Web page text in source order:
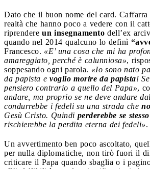
Dato che il buon nome del card. Caffarra
realtà che hanno poco a vedere con il
riprendere un insegnamento dell’ex
quando nel 2014 qualcuno lo definì
Francesco. «E’ una cosa che mi ha
amareggiato, perché è calunniosa»,
soppesando ogni parola. «Io sono nato
da papista e voglio morire da papista!
pensiero contrario a quello del Papa»,
andare, ma proprio se ne deve andare
condurrebbe i fedeli su una strada che
Gesù Cristo. Quindi perderebbe se
rischierebbe la perdita eterna dei fedeli».
Un avvertimento ben poco ascoltato,
per nulla diplomatiche, non tirò fuori il
criticare il Papa quando sbaglia o i